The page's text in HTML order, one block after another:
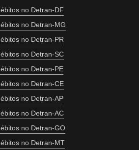
no Detran-DF
no Detran-MG
no Detran-PR
no Detran-SC
no Detran-PE
no Detran-CE
no Detran-AP
no Detran-AC
no Detran-GO
no Detran-MT